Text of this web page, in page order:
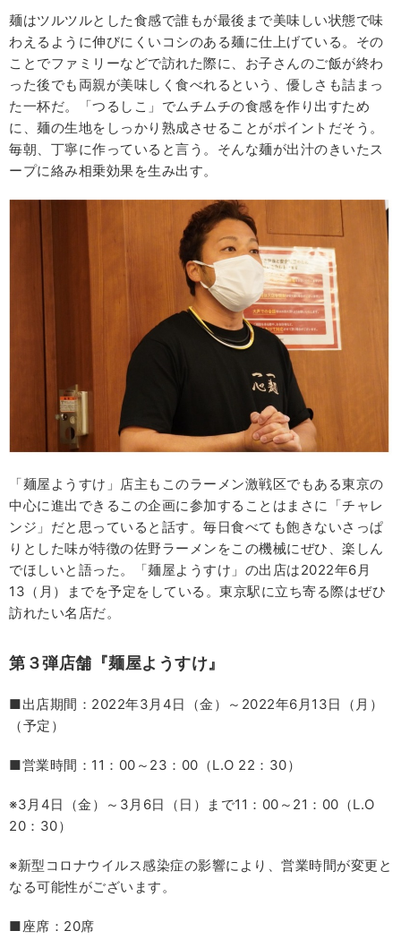
麺はツルツルとした食感で誰もが最後まで美味しい状態で味
わえるように伸びにくいコシのある麺に仕上げている。その
ことでファミリーなどで訪れた際に、お子さんのご飯が終わ
った後でも両親が美味しく食べれるという、優しさも詰まっ
た一杯だ。「つるしこ」でムチムチの食感を作り出すため
に、麺の生地をしっかり熟成させることがポイントだそう。
毎朝、丁寧に作っていると言う。そんな麺が出汁のきいたス
ープに絡み相乗効果を生み出す。
「麺屋ようすけ」店主もこのラーメン激戦区でもある東京の
中心に進出できるこの企画に参加することはまさに「チャレ
ンジ」だと思っていると話す。毎日食べても飽きないさっぱ
りとした味が特徴の佐野ラーメンをこの機械にぜひ、楽しん
でほしいと語った。「麺屋ようすけ」の出店は2022年6月
13（月）までを予定をしている。東京駅に立ち寄る際はぜひ
訪れたい名店だ。
第３弾店舗『麺屋ようすけ』
■出店期間：2022年3月4日（金）～2022年6月13日（月）
（予定）
■営業時間：11：00～23：00（L.O 22：30）
※3月4日（金）～3月6日（日）まで11：00～21：00（L.O
20：30）
※新型コロナウイルス感染症の影響により、営業時間が変更と
なる可能性がございます。
■座席：20席